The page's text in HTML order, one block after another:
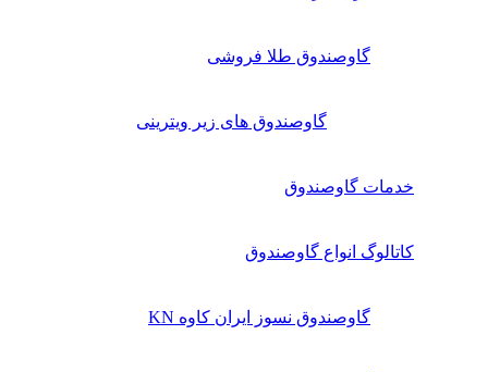
گاوصندوق طلا فروشی
گاوصندوق های زیر ویترینی
خدمات گاوصندوق
کاتالوگ انواع گاوصندوق
گاوصندوق نسوز ایران کاوه KN